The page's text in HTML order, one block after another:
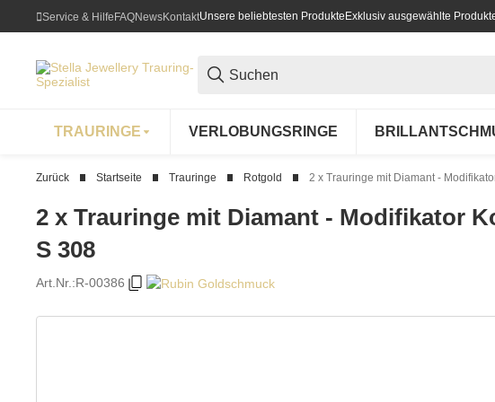
Service & HilfeFAQNewsKontaktUnsere beliebtesten Produkte Exklusiv ausgewählte
TRAURINGE VERLOBUNGSRINGE
Zurück Startseite Trauringe Rotgold 2 x Trauringe mit Diamant -
2 x Trauringe mit Diamant - Modifikator
S 308
Art.Nr.:R-00386